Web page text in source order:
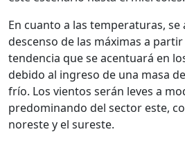
En cuanto a las temperaturas, se
descenso de las máximas a
tendencia que se acentuará en
debido al ingreso de una masa
frío. Los vientos serán leves a
predominando del sector este,
noreste y el sureste.